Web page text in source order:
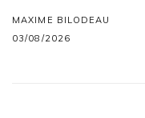
MAXIME BILODEAU
03/08/2026